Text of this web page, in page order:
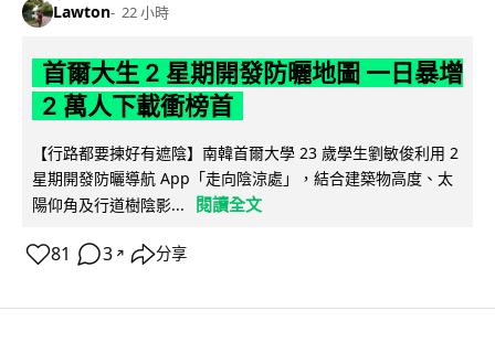
Lawton 22 小時
首爾大生 2 星期開發防曬地圖 一日暴增
2 萬人下載衝榜首
【行路都要揀好有遮陰】南韓首爾大學 23 歲學生劉敏俊利用 2
星期開發防曬導航 App「走向陰涼處」，結合建築物高度、太
陽仰角及行道樹陰影...
閱讀全文
81 3 ↗ 分享